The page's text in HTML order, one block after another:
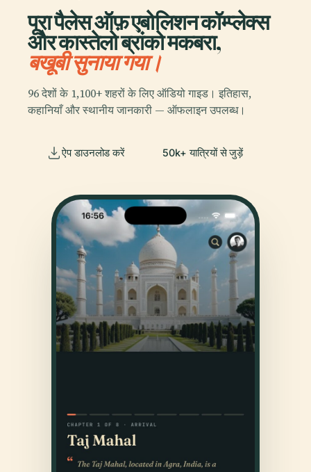
पूरा पैलेस ऑफ़ एबोलिशन कॉम्प्लेक्स
और कास्तेलो ब्रांको मकबरा,
बखूबी सुनाया गया।
96 देशों के 1,100+ शहरों के लिए ऑडियो गाइड। इतिहास,
कहानियाँ और स्थानीय जानकारी — ऑफलाइन उपलब्ध।
ऐप डाउनलोड करें 50k+ यात्रियों से जुड़ें